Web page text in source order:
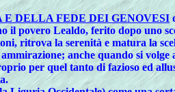
DELLA FEDE DEI GENOVESI
il povero Lealdo, ferito dopo uno
ritrova la serenità e matura la
anche quando si
per quel tanto di fazioso ed